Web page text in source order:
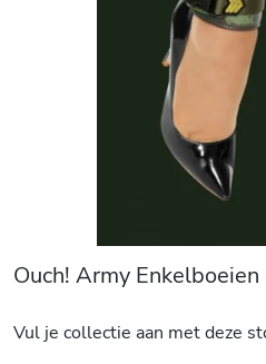
Ouch! Army Enkelboeien
Vul je collectie aan met deze